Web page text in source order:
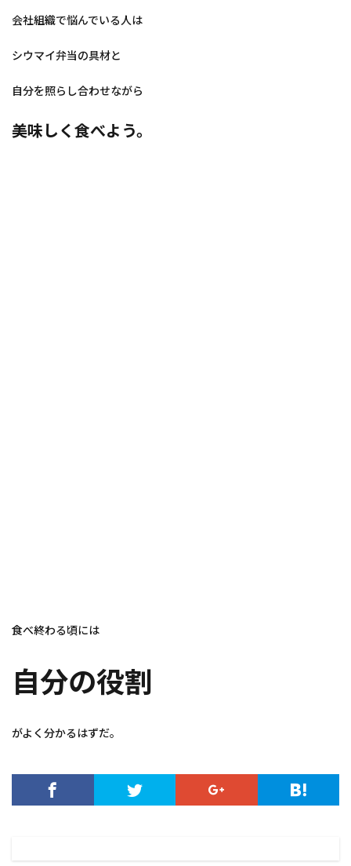
会社組織で悩んでいる人は
シウマイ弁当の具材と
自分を照らし合わせながら
美味しく食べよう。
食べ終わる頃には
自分の役割
がよく分かるはずだ。